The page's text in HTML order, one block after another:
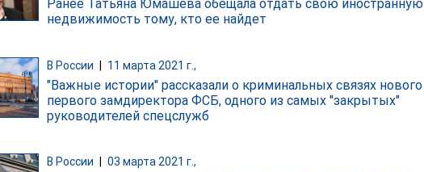
Ранее Татьяна Юмашева обещала отдать свою иностранную
недвижимость тому, кто ее найдет
В России | 11 марта 2021 г.,
"Важные истории" рассказали о криминальных связях нового
первого замдиректора ФСБ, одного из самых "закрытых"
руководителей спецслужб
В России 03 марта 2021 г.,